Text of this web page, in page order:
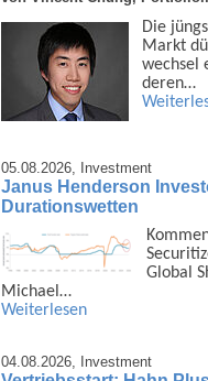
Die
Markt
wechsel
deren…
05.08.2026, Investment
Janus Henderson
Durationswetten
Global
Michael…
Weiterlesen
04.08.2026, Investment